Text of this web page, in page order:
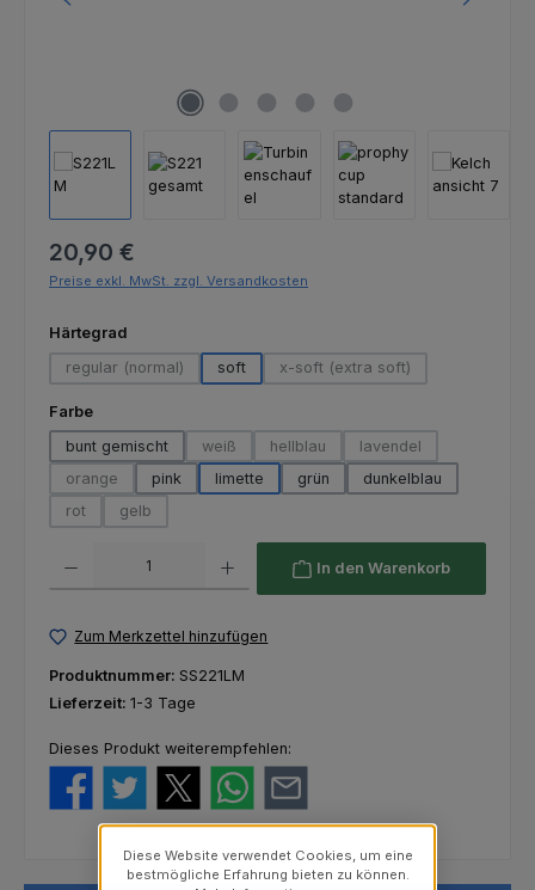
Regulärer Preis:
20,90 €
Preise exkl. MwSt. zzgl. Versandkosten
Härtegrad
regular (normal)
(Diese Option ist zurzeit nicht verfügbar.)
soft x-soft (extra soft)
(Diese Option ist zurzeit
Farbeauswählen
bunt gemischt
weiß
(Diese Option ist zurzeit nicht verfügbar.)
hellblau
(Diese Option ist zurzeit nicht
lavendel
(Diese Option ist
orange
(Diese Option ist zurzeit nicht verfügbar.)
pink limette grün
dunkelblau
rot
(Diese Option ist zurzeit nicht verfügbar.)
gelb
(Diese Option ist zurzeit nicht verfügbar.)
In den Warenkorb
Zum Merkzettel hinzufügen
Produktnummer: SS221LM
Lieferzeit: 1-3 Tage
Dieses Produkt weiterempfehlen:
Diese Website verwendet Cookies, um eine
bestmögliche Erfahrung bieten zu können.